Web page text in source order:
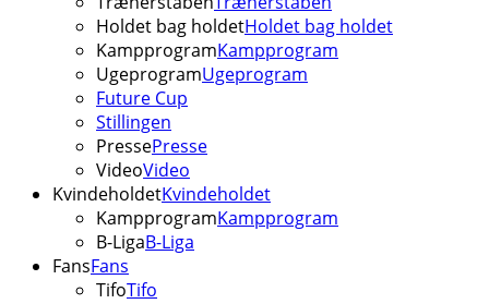
Holdet bag holdetHoldet bag holdet
KampprogramKampprogram
UgeprogramUgeprogram
Future Cup
Stillingen
PressePresse
VideoVideo
KvindeholdetKvindeholdet
KampprogramKampprogram
B-LigaB-Liga
FansFans
TifoTifo